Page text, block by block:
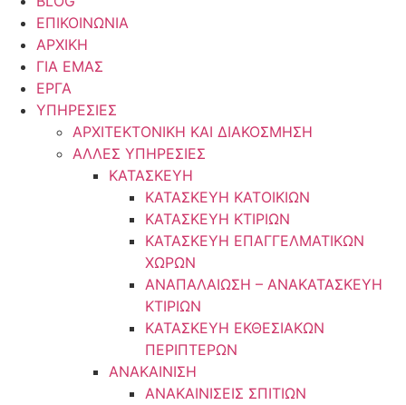
ΕΠΙΚΟΙΝΩΝΙΑ
ΑΡΧΙΚΗ
ΓΙΑ ΕΜΑΣ
ΕΡΓΑ
ΥΠΗΡΕΣΙΕΣ
ΑΡΧΙΤΕΚΤΟΝΙΚΗ ΚΑΙ ΔΙΑΚΟΣΜΗΣΗ
ΑΛΛΕΣ ΥΠΗΡΕΣΙΕΣ
ΚΑΤΑΣΚΕΥΗ
ΚΑΤΑΣΚΕΥΗ ΚΑΤΟΙΚΙΩΝ
ΚΑΤΑΣΚΕΥΗ ΚΤΙΡΙΩΝ
ΚΑΤΑΣΚΕΥΗ ΕΠΑΓΓΕΛΜΑΤΙΚΩΝ
ΧΩΡΩΝ
ΑΝΑΠΑΛΑΙΩΣΗ – ΑΝΑΚΑΤΑΣΚΕΥΗ
ΚΤΙΡΙΩΝ
ΚΑΤΑΣΚΕΥΗ ΕΚΘΕΣΙΑΚΩΝ
ΠΕΡΙΠΤΕΡΩΝ
ΑΝΑΚΑΙΝΙΣΗ
ΑΝΑΚΑΙΝΙΣΕΙΣ ΣΠΙΤΙΩΝ